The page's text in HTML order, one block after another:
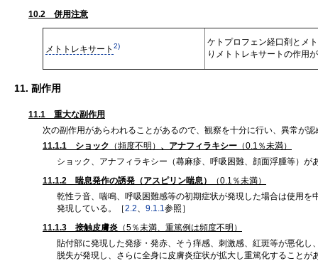
10.2 併用注意
メトトレキサート 2)
ケトプロフェン経口剤とメ
りメトトレキサートの作用
11. 副作用
11.1 重大な副作用
次の副作用があらわれることがあるので、観察を十分に行い、異常が
11.1.1 ショック （頻度不明） 、アナフィラキシー （0.1％未満）
ショック、アナフィラキシー（蕁麻疹、呼吸困難、顔面浮腫等）が
11.1.2 喘息発作の誘発（アスピリン喘息）
（0.1％未満）
乾性ラ音、喘鳴、呼吸困難感等の初期症状が発現した場合は使用
発現している。［2.2、 9.1.1参照］
11.1.3 接触皮膚炎 （5％未満、重篤例は頻度不明）
貼付部に発現した発疹・発赤、そう痒感、刺激感、紅斑等が悪化
脱失が発現し、さらに全身に皮膚炎症状が拡大し重篤化すること